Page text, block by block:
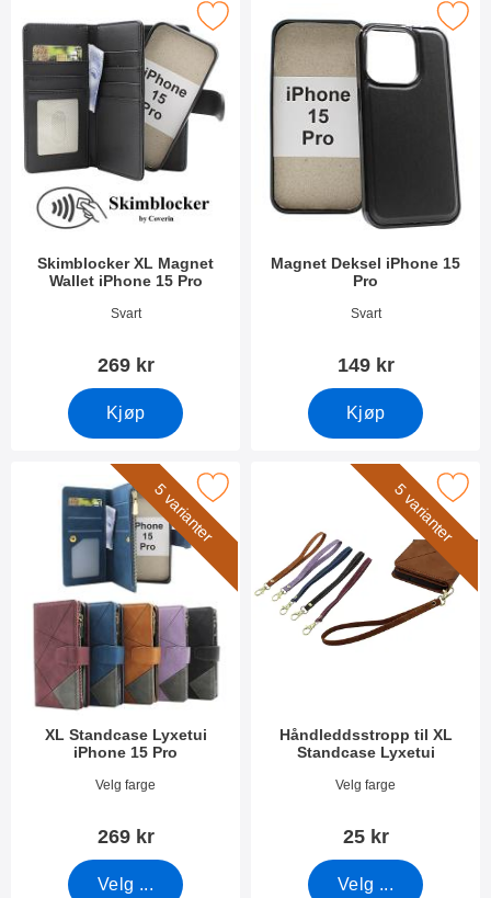
Skimblocker XL Magnet
Wallet iPhone 15 Pro
Varenummer 50762
Svart
269 kr
Kjøp
skimblocker XL Magnet Wallet iPhone 15 Pro som favoritt
Magnet Deksel iPhone 15
Pro
Varenummer 49246
Svart
149 kr
Kjøp
Merk magnet Deksel
5 varianter
XL Standcase Lyxetui
iPhone 15 Pro
Varenummer 49214
Velg farge
269 kr
Velg ...
Merk xL Standcase Lyxetui iPhone 15 Pro som favoritt5 varianter
Håndleddsstropp til XL
Standcase Lyxetui
Varenummer 50276
Velg farge
25 kr
Velg ...
Merk håndleddsstropp til XL